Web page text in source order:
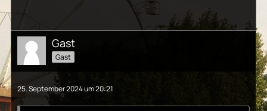
Gast
Gast
25. September 2024 um 20:21